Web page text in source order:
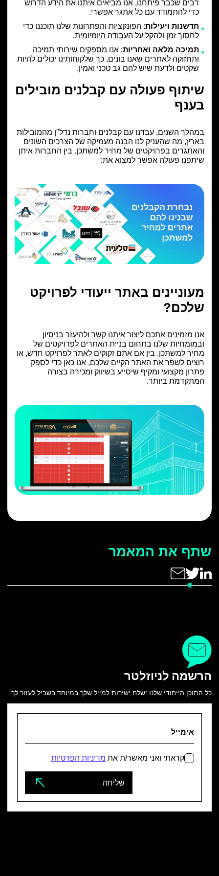
הקפדה על הפרטים הקטנים שמבטיחים
תוצאה מושלמת
טלפון
050-5665590
marat@lm-studio.co.il
שעות פעילות
א-ה 9:00 עד 18:00
רבים שכבר פיתחנו, אנו מביאים איתנו את הידע הדרוש
כדי להתמודד עם כל אתגר אפשרי.
חדשנות ויעילות: הפונקציות והפתרונות שלנו תוכננו כדי
לחסוך זמן ולהקל על העבודה היומיומית.
תמיכה מלאה ואחריות: אנו מספקים שירותי תמיכה
ותחזוקה לאתרים שאנו בונים, כך שלקוחותינו יכולים להיות
שקטים ולדעת שיש להם גב טכני ואמין.
שיתוף פעולה עם קבלנים מובילים
בענף
במהלך השנים, עבדנו עם קבלנים וחברות נדל"ן מהמובילות
בארץ, מה שהעניק לנו הבנה מעמיקה של הצרכים השונים
והאתגרים בפרויקטים של מחיר למשתכן. בין החברות איתן
שיתפנו פעולה אפשר למצוא את:
מעוניינים באתר ייעודי לפרויקט
שלכם?
אנו מזמינים אתכם ליצור איתנו קשר ולהיעזר בניסיון
ובמומחיות שלנו בתחום בניית האתרים לפרויקטים של
מחיר למשתכן. בין אם אתם זקוקים לאתר לפרויקט חדש, או
רוצים לשפר את האתר הקיים שלכם, אנו כאן כדי לספק
פתרון מקצועי ומקיף שיסייע בשיווק ומכירה בצורה
המתקדמת ביותר.
שתף את המאמר
הרשמה לניוזלטר
כל התוכן הייחודי שלנו ישלח ישירות למייל שלך במיוחד בשביל לעזור לך
קראתי ואני מאשר/ת את מדיניות הפרטיות
שליחה